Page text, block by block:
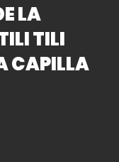
LA
TILI
CAPILLA